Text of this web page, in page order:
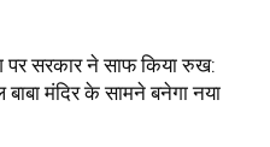
पर सरकार ने साफ किया रुख:
बाबा मंदिर के सामने बनेगा नया